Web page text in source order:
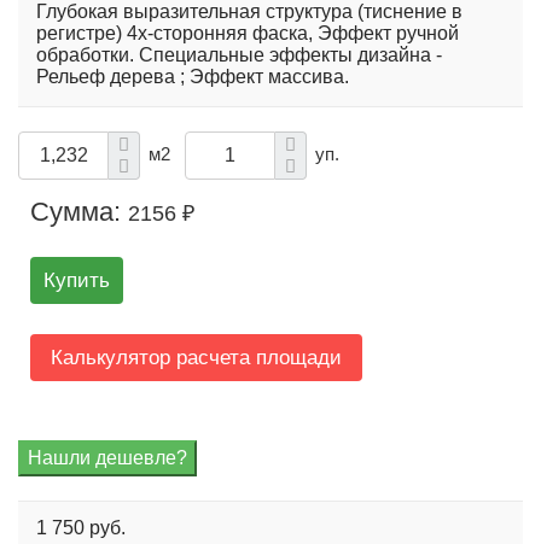
Глубокая выразительная структура (тиснение в
регистре) 4х-сторонняя фаска, Эффект ручной
обработки. Специальные эффекты дизайна -
Рельеф дерева ; Эффект массива.
м2 уп.
Сумма: 2156 ₽
Купить
Калькулятор расчета площади
1 750 руб.